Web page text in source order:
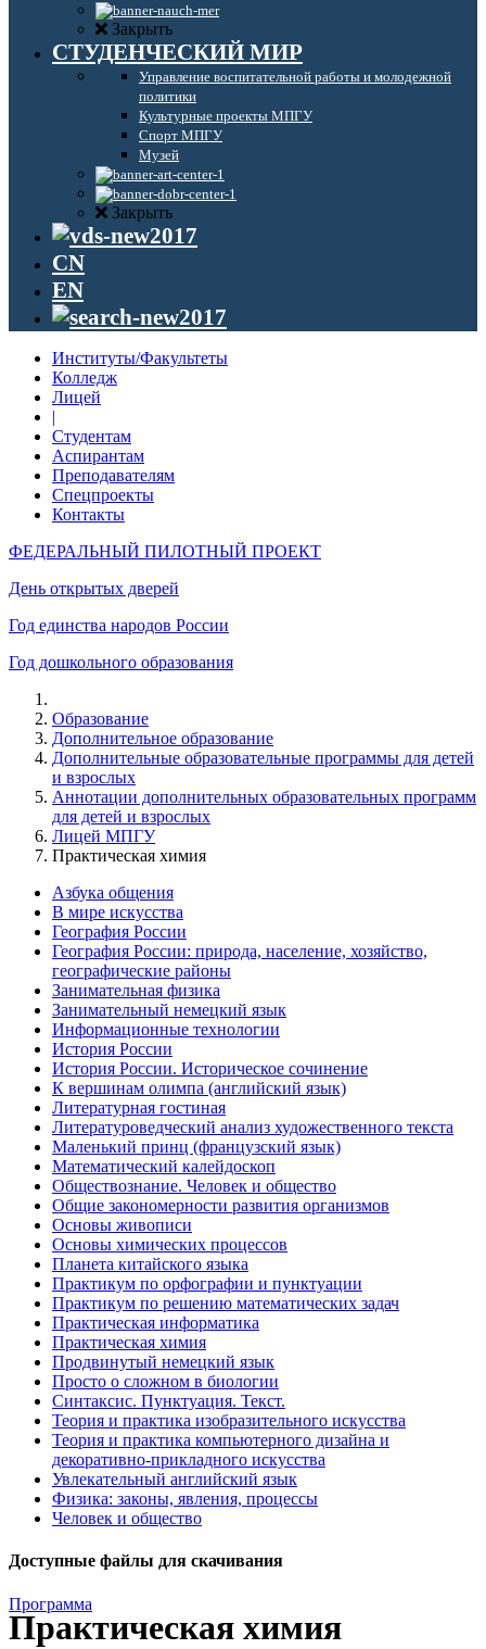
Закрыть
СТУДЕНЧЕСКИЙ МИР
Управление воспитательной работы и молодежной
политики
Культурные проекты МПГУ
Спорт МПГУ
Музей
Закрыть
CN
EN
Институты/Факультеты
Колледж
Лицей
|
Студентам
Аспирантам
Преподавателям
Спецпроекты
Контакты
ФЕДЕРАЛЬНЫЙ ПИЛОТНЫЙ ПРОЕКТ
День открытых дверей
Год единства народов России
Год дошкольного образования
Образование
Дополнительное образование
Дополнительные образовательные программы для детей
и взрослых
Аннотации дополнительных образовательных программ
для детей и взрослых
Лицей МПГУ
Практическая химия
Азбука общения
В мире искусства
География России
География России: природа, население, хозяйство,
географические районы
Занимательная физика
Занимательный немецкий язык
Информационные технологии
История России
История России. Историческое сочинение
К вершинам олимпа (английский язык)
Литературная гостиная
Литературоведческий анализ художественного текста
Маленький принц (французский язык)
Математический калейдоскоп
Обществознание. Человек и общество
Общие закономерности развития организмов
Основы живописи
Основы химических процессов
Планета китайского языка
Практикум по орфографии и пунктуации
Практикум по решению математических задач
Практическая информатика
Практическая химия
Продвинутый немецкий язык
Просто о сложном в биологии
Синтаксис. Пунктуация. Текст.
Теория и практика изобразительного искусства
Теория и практика компьютерного дизайна и
декоративно-прикладного искусства
Увлекательный английский язык
Физика: законы, явления, процессы
Человек и общество
Доступные файлы для скачивания
Программа
Практическая химия